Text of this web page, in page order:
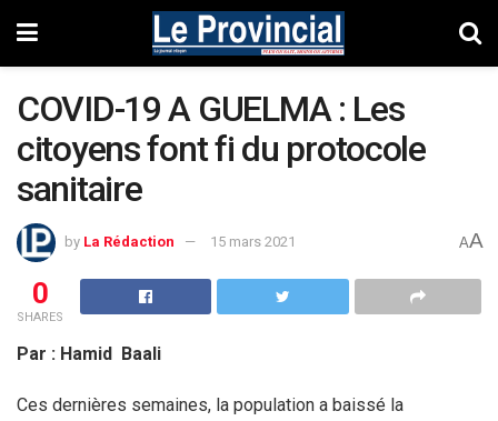
COVID-19 A GUELMA : Les
citoyens font fi du protocole
sanitaire
by La Rédaction 15 mars 2021 AA
0
SHARES
Par : Hamid Baali
Ces dernières semaines, la population a baissé la